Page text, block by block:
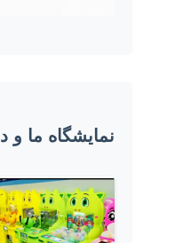
نمایشگاه ما